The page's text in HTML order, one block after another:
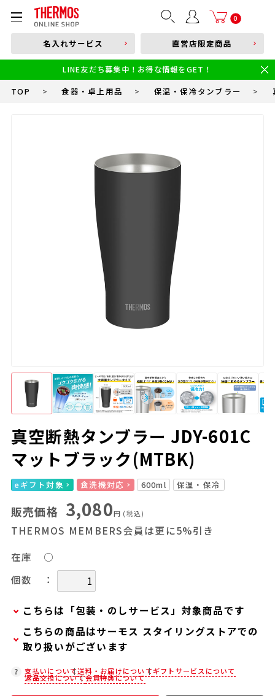
0
部品購入はこちら
本体品番やキーワードを入力
食洗機対応 新製品
幼児・園児向け水筒
小学生 低・中学年向け水筒
小学生 中・高学年向け水筒
名入れサービス 直営店限定商品
LINE友だち募集中！お得な情報をGET！
TOP > 食器・卓上用品 > 保温・保冷タンブラー >
真空断熱タンブラー JDY-601C
マットブラック(MTBK)
eギフト対象 食洗機対応 600ml 保温・保冷
販売価格 3,080円 (税込)
THERMOS MEMBERS会員は更に5%引き
在庫
○
個数
：
こちらは「包装・のしサービス」対象商品です
弊社での包装・のしを希望される場合は、商品を
カートに入れた後に「会員限定のし・ラッピング
(330円/個)設定へ」ボタンからお手続きくださ
い。
こちらの商品はサーモス スタイリングストアでの
取り扱いがございます
在庫状況につきましては、各店舗までお電話にて
ご確認ください。
支払いについて送料・お届けについてギフトサービスについて
返品交換について会員特典について